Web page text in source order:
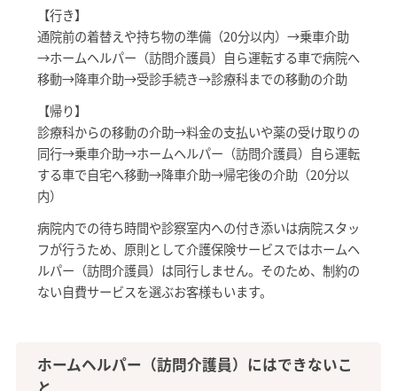
【行き】
通院前の着替えや持ち物の準備（20分以内）→乗車介助
→ホームヘルパー（訪問介護員）自ら運転する車で病院へ
移動→降車介助→受診手続き→診療科までの移動の介助
【帰り】
診療科からの移動の介助→料金の支払いや薬の受け取りの
同行→乗車介助→ホームヘルパー（訪問介護員）自ら運転
する車で自宅へ移動→降車介助→帰宅後の介助（20分以
内）
病院内での待ち時間や診察室内への付き添いは病院スタッ
フが行うため、原則として介護保険サービスではホームヘ
ルパー（訪問介護員）は同行しません。そのため、制約の
ない自費サービスを選ぶお客様もいます。
ホームヘルパー（訪問介護員）にはできないこ